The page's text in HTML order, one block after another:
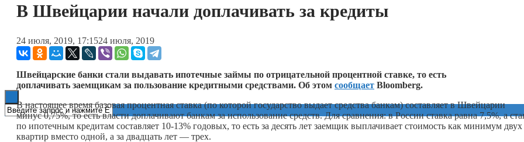
ESG
В Швейцарии начали доплачивать за кредиты
24 июля, 2019, 17:1524 июля, 2019
Швейцарские банки стали выдавать ипотечные займы по отрицательной процентной ставке, то есть
доплачивать заемщикам за пользование кредитными средствами. Об этом сообщает Bloomberg.
В настоящее время базовая процентная ставка (по которой государство выдает средства банкам) составляет в Швейцарии
минус 0,75%, то есть власти доплачивают банкам за использование средств. Для сравнения: в России ставка равна 7,5%, а
по ипотечным кредитам составляет 10-13% годовых, то есть за десять лет заемщик выплачивает стоимость как минимум двух
квартир вместо одной, а за двадцать лет — трех.